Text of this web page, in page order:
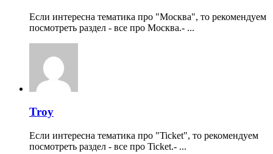
Если интересна тематика про "Москва", то рекомендуем
посмотреть раздел - все про Москва.- ...
Troy
Если интересна тематика про "Ticket", то рекомендуем
посмотреть раздел - все про Ticket.- ...